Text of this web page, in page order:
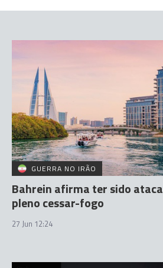
GUERRA NO IRÃO
Bahrein afirma ter sido
pleno cessar-fogo
27 Jun 12:24